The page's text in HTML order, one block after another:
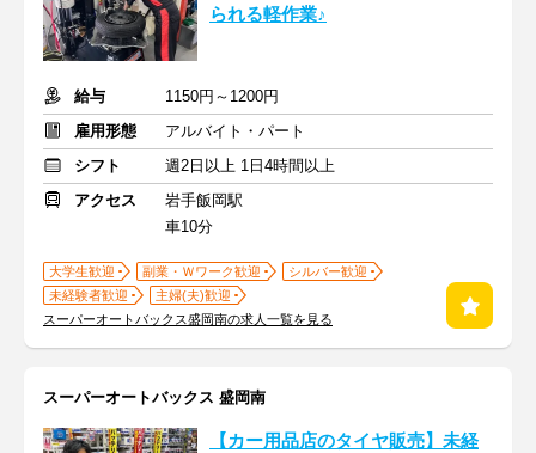
られる軽作業♪
給与
1150円～1200円
雇用形態
アルバイト・パート
シフト
週2日以上 1日4時間以上
アクセス
岩手飯岡駅
車10分
大学生歓迎 副業・Ｗワーク歓迎
シルバー歓迎
未経験者歓迎
主婦(夫)歓迎
スーパーオートバックス盛岡南の求人一覧を見る
スーパーオートバックス 盛岡南
【カー用品店のタイヤ販売】未経